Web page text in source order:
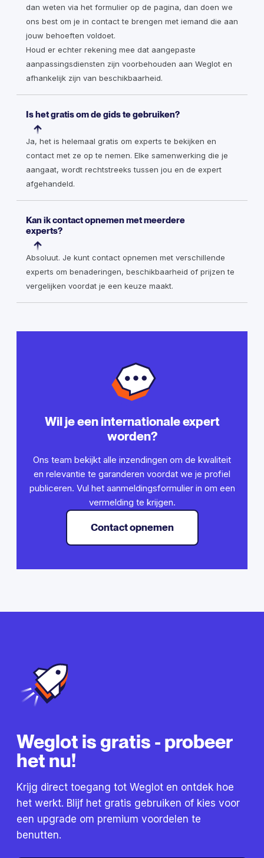
dan weten via het formulier op de pagina, dan doen we
ons best om je in contact te brengen met iemand die aan
jouw behoeften voldoet.
Houd er echter rekening mee dat aangepaste
aanpassingsdiensten zijn voorbehouden aan Weglot en
afhankelijk zijn van beschikbaarheid.
Is het gratis om de gids te gebruiken?
Ja, het is helemaal gratis om experts te bekijken en
contact met ze op te nemen. Elke samenwerking die je
aangaat, wordt rechtstreeks tussen jou en de expert
afgehandeld.
Kan ik contact opnemen met meerdere
experts?
Absoluut. Je kunt contact opnemen met verschillende
experts om benaderingen, beschikbaarheid of prijzen te
vergelijken voordat je een keuze maakt.
Wil je een internationale expert
worden?
Ons team bekijkt alle inzendingen om de kwaliteit
en relevantie te garanderen voordat we je profiel
publiceren. Vul het aanmeldingsformulier in om een
vermelding te krijgen.
Contact opnemen
Weglot is gratis - probeer
het nu!
Krijg direct toegang tot Weglot en ontdek hoe
het werkt. Blijf het gratis gebruiken of kies voor
een upgrade om premium voordelen te
benutten.